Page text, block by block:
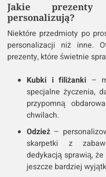
Jakie
personalizują?
Niektóre przedmioty po
personalizacji niż inne.
prezenty, które świetnie
Kubki i filiżanki –
specjalne życzenia,
przypomną
chwilach.
Odzież –
skarpetki z
dedykacją sprawią,
jeszcze bardziej